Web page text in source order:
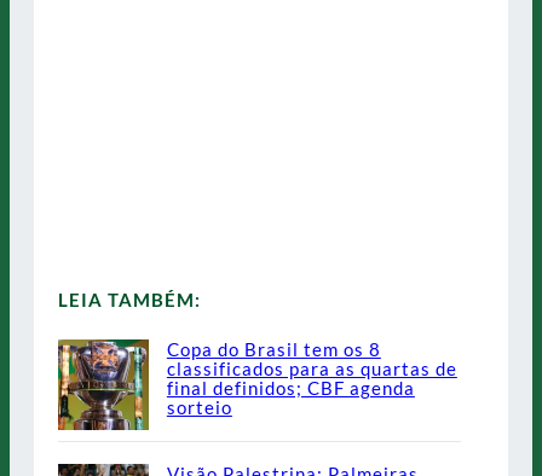
LEIA TAMBÉM:
Copa do Brasil tem os 8
classificados para as quartas de
final definidos; CBF agenda
sorteio